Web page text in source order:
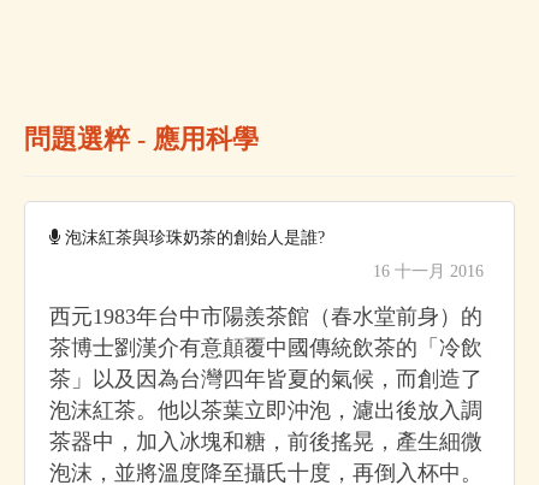
問題選粹 - 應用科學
泡沫紅茶與珍珠奶茶的創始人是誰?
16 十一月 2016
西元1983年台中市陽羨茶館（春水堂前身）的
茶博士劉漢介有意顛覆中國傳統飲茶的「冷飲
茶」以及因為台灣四年皆夏的氣候，而創造了
泡沫紅茶。他以茶葉立即沖泡，濾出後放入調
茶器中，加入冰塊和糖，前後搖晃，產生細微
泡沫，並將溫度降至攝氏十度，再倒入杯中。